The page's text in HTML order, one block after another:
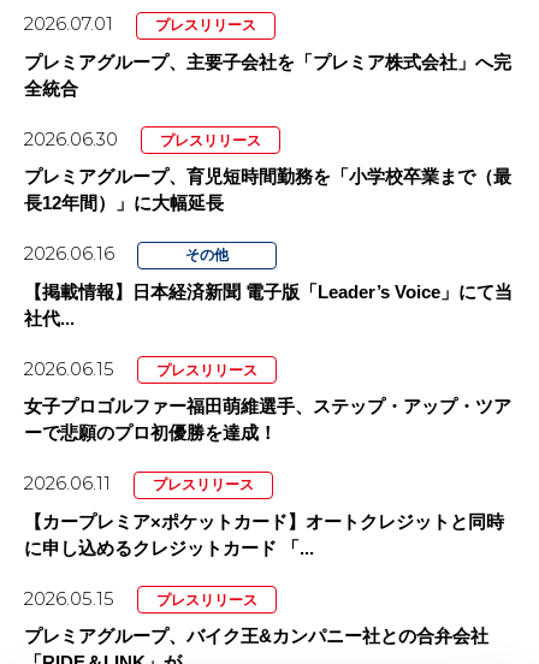
2026.07.01 プレスリリース
プレミアグループ、主要子会社を「プレミア株式会社」へ完
全統合
2026.06.30 プレスリリース
プレミアグループ、育児短時間勤務を「小学校卒業まで（最
長12年間）」に大幅延長
2026.06.16 その他
【掲載情報】日本経済新聞 電子版「Leader’s Voice」にて当
社代...
2026.06.15 プレスリリース
女子プロゴルファー福田萌維選手、ステップ・アップ・ツア
ーで悲願のプロ初優勝を達成！
2026.06.11 プレスリリース
【カープレミア×ポケットカード】オートクレジットと同時
に申し込めるクレジットカード 「...
2026.05.15 プレスリリース
プレミアグループ、バイク王&カンパニー社との合弁会社